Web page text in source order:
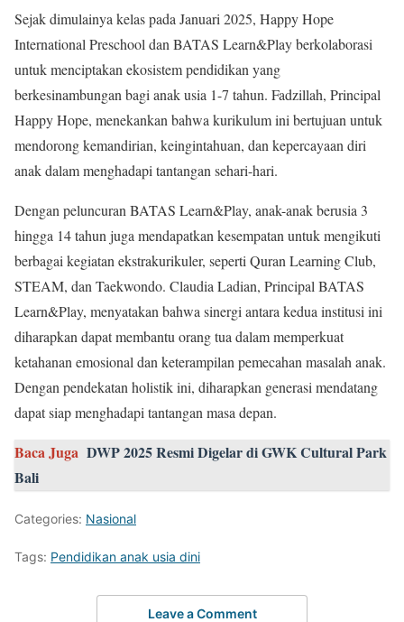
Sejak dimulainya kelas pada Januari 2025, Happy Hope
International Preschool dan BATAS Learn&Play berkolaborasi
untuk menciptakan ekosistem pendidikan yang
berkesinambungan bagi anak usia 1-7 tahun. Fadzillah, Principal
Happy Hope, menekankan bahwa kurikulum ini bertujuan untuk
mendorong kemandirian, keingintahuan, dan kepercayaan diri
anak dalam menghadapi tantangan sehari-hari.
Dengan peluncuran BATAS Learn&Play, anak-anak berusia 3
hingga 14 tahun juga mendapatkan kesempatan untuk mengikuti
berbagai kegiatan ekstrakurikuler, seperti Quran Learning Club,
STEAM, dan Taekwondo. Claudia Ladian, Principal BATAS
Learn&Play, menyatakan bahwa sinergi antara kedua institusi ini
diharapkan dapat membantu orang tua dalam memperkuat
ketahanan emosional dan keterampilan pemecahan masalah anak.
Dengan pendekatan holistik ini, diharapkan generasi mendatang
dapat siap menghadapi tantangan masa depan.
Baca Juga DWP 2025 Resmi Digelar di GWK Cultural Park
Bali
Categories: Nasional
Tags: Pendidikan anak usia dini
Leave a Comment